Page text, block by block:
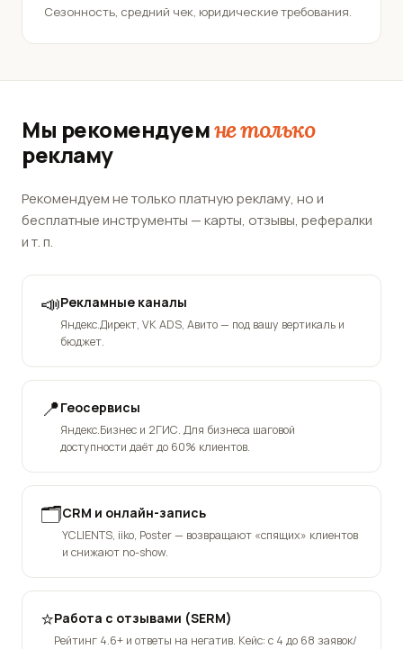
Сезонность, средний чек, юридические требования.
Мы рекомендуемне только
рекламу
Рекомендуем не только платную рекламу, но и
бесплатные инструменты — карты, отзывы, рефералки
и т. п.
📣Рекламные каналы
Яндекс.Директ, VK ADS, Авито — под вашу вертикаль и
бюджет.
📍Геосервисы
Яндекс.Бизнес и 2ГИС. Для бизнеса шаговой
доступности даёт до 60% клиентов.
🗂️CRM и онлайн-запись
YCLIENTS, iiko, Poster — возвращают «спящих» клиентов
и снижают no-show.
⭐Работа с отзывами (SERM)
Рейтинг 4.6+ и ответы на негатив. Кейс: с 4 до 68 заявок/